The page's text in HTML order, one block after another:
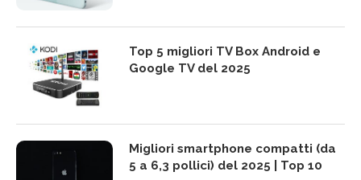
Top 5 migliori TV Box Android e
Google TV del 2025
Migliori smartphone compatti (da
5 a 6,3 pollici) del 2025 | Top 10